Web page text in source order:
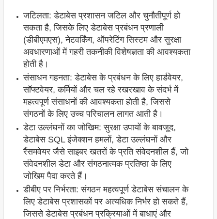
जटिलता: डेटाबेस प्रशासन जटिल और चुनौतीपूर्ण हो
सकता है, जिसके लिए डेटाबेस प्रबंधन प्रणाली
(डीबीएमएस), नेटवर्किंग, ऑपरेटिंग सिस्टम और सुरक्षा
अवधारणाओं में गहरी तकनीकी विशेषज्ञता की आवश्यकता
होती है।
संसाधन गहनता: डेटाबेस के प्रबंधन के लिए हार्डवेयर,
सॉफ्टवेयर, कर्मियों और चल रहे रखरखाव के संदर्भ में
महत्वपूर्ण संसाधनों की आवश्यकता होती है, जिससे
संगठनों के लिए उच्च परिचालन लागत आती है।
डेटा उल्लंघनों का जोखिम: सुरक्षा उपायों के बावजूद,
डेटाबेस SQL इंजेक्शन हमलों, डेटा उल्लंघनों और
रैंसमवेयर जैसे साइबर खतरों के प्रति संवेदनशील हैं, जो
संवेदनशील डेटा और संगठनात्मक प्रतिष्ठा के लिए
जोखिम पैदा करते हैं।
डीबीए पर निर्भरता: संगठन महत्वपूर्ण डेटाबेस संचालन के
लिए डेटाबेस प्रशासकों पर अत्यधिक निर्भर हो सकते हैं,
जिससे डेटाबेस प्रबंधन प्रक्रियाओं में बाधाएं और